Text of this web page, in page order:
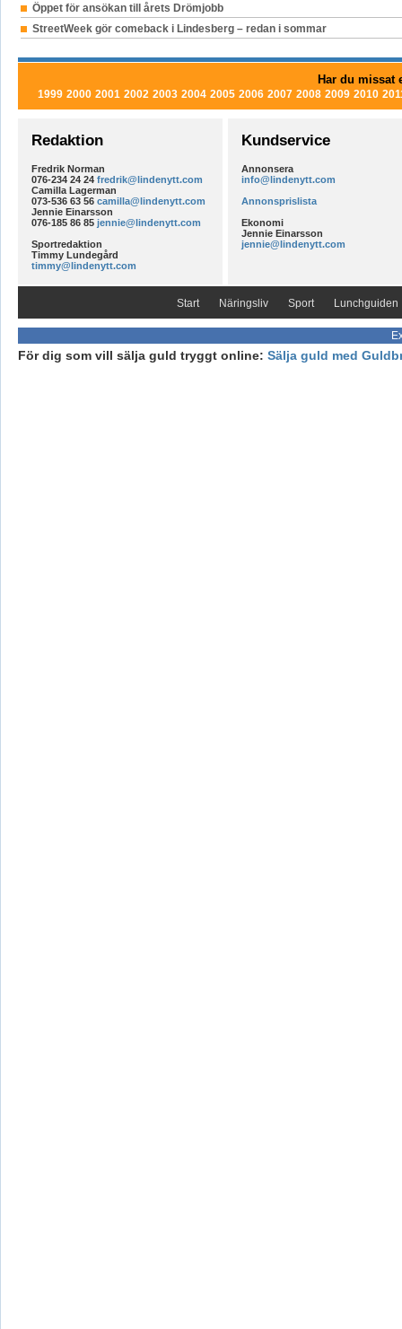
Öppet för ansökan till årets Drömjobb
StreetWeek gör comeback i Lindesberg – redan i sommar
Har du missat
1999 2000 2001 2002 2003 2004 2005 2006 2007 2008 2009 2010
Redaktion
Fredrik Norman
076-234 24 24 fredrik@lindenytt.com
Camilla Lagerman
073-536 63 56 camilla@lindenytt.com
Jennie Einarsson
076-185 86 85 jennie@lindenytt.com
Sportredaktion
Timmy Lundegård
timmy@lindenytt.com
Kundservice
Annonsera
info@lindenytt.com
Annonsprislista
Ekonomi
Jennie Einarsson
jennie@lindenytt.com
Start Näringsliv Sport Lunchguiden
För dig som vill sälja guld tryggt online: Sälja guld med